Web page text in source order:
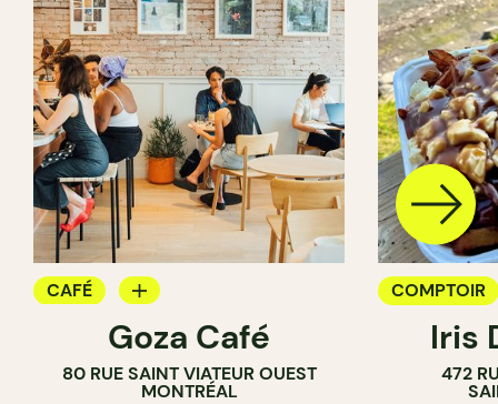
CAFÉ
COMPTOIRGoza Café
80 RUE SAINT VIATEUR OUEST
MONTRÉAL
COMPTOIR
Iris
472